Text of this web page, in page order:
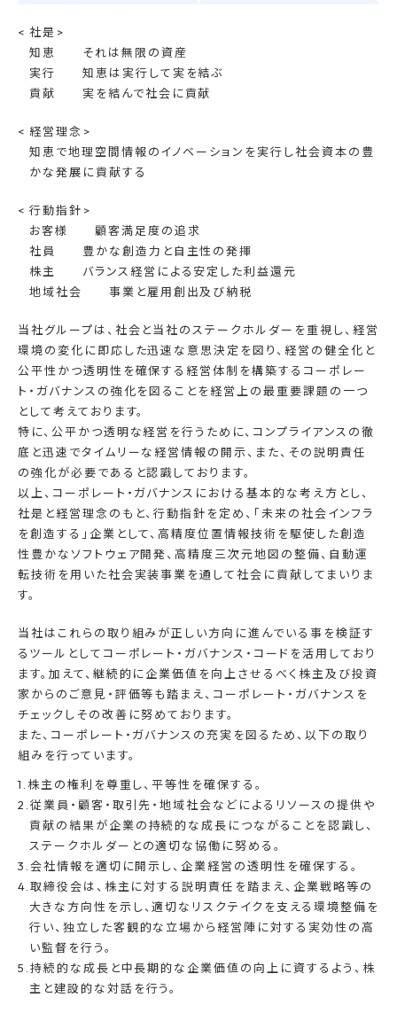
社是
知恵
それは無限の資産
実行
知恵は実行して実を結ぶ
貢献
実を結んで社会に貢献
経営理念
知恵で地理空間情報のイノベーションを実行し社会資本の豊
かな発展に貢献する
行動指針
お客様
顧客満足度の追求
社員
豊かな創造力と自主性の発揮
株主
バランス経営による安定した利益還元
地域社会
事業と雇用創出及び納税
当社グループは、社会と当社のステークホルダーを重視し、経営
環境の変化に即応した迅速な意思決定を図り、経営の健全化と
公平性かつ透明性を確保する経営体制を構築するコーポレー
ト・ガバナンスの強化を図ることを経営上の最重要課題の一つ
として考えております。
特に、公平かつ透明な経営を行うために、コンプライアンスの徹
底と迅速でタイムリーな経営情報の開示、また、その説明責任
の強化が必要であると認識しております。
以上、コーポレート・ガバナンスにおける基本的な考え方とし、
社是と経営理念のもと、行動指針を定め、「未来の社会インフラ
を創造する」企業として、高精度位置情報技術を駆使した創造
性豊かなソフトウェア開発、高精度三次元地図の整備、自動運
転技術を用いた社会実装事業を通して社会に貢献してまいりま
す。
当社はこれらの取り組みが正しい方向に進んでいる事を検証す
るツールとしてコーポレート・ガバナンス・コードを活用しており
ます。加えて、継続的に企業価値を向上させるべく株主及び投資
家からのご意見・評価等も踏まえ、コーポレート・ガバナンスを
チェックしその改善に努めております。
また、コーポレート・ガバナンスの充実を図るため、以下の取り
組みを行っています。
1.株主の権利を尊重し、平等性を確保する。
2.従業員・顧客・取引先・地域社会などによるリソースの提供や
貢献の結果が企業の持続的な成長につながることを認識し、
ステークホルダーとの適切な協働に努める。
3.会社情報を適切に開示し、企業経営の透明性を確保する。
4.取締役会は、株主に対する説明責任を踏まえ、企業戦略等の
大きな方向性を示し、適切なリスクテイクを支える環境整備を
行い、独立した客観的な立場から経営陣に対する実効性の高
い監督を行う。
5.持続的な成長と中長期的な企業価値の向上に資するよう、株
主と建設的な対話を行う。